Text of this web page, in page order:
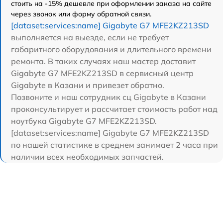
стоить на -15% дешевле при оформлении заказа на сайте
через звонок или форму обратной связи.
[dataset:services:name] Gigabyte G7 MFE2KZ213SD
выполняется на выезде, если не требует
габаритного оборудования и длительного времени
ремонта. В таких случаях наш мастер доставит
Gigabyte G7 MFE2KZ213SD в сервисный центр
Gigabyte в Казани и привезет обратно.
Позвоните и наш сотрудник сц Gigabyte в Казани
проконсультирует и рассчитает стоимость работ над
ноутбука Gigabyte G7 MFE2KZ213SD.
[dataset:services:name] Gigabyte G7 MFE2KZ213SD
по нашей статистике в среднем занимает 2 часа при
наличии всех необходимых запчастей.